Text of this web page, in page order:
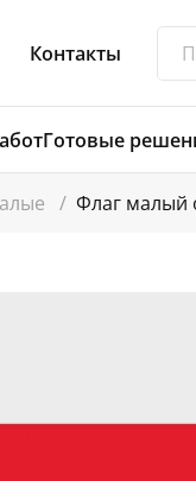
Контакты
Готовые
/ Флаг малый